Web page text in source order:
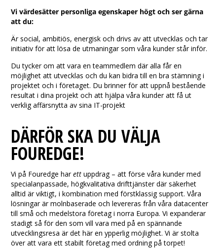
Vi värdesätter personliga egenskaper högt och ser gärna
att du:
Är social, ambitiös, energisk och drivs av att utvecklas och tar
initiativ för att lösa de utmaningar som våra kunder står inför.
Du tycker om att vara en teammedlem där alla får en
möjlighet att utvecklas och du kan bidra till en bra stämning i
projektet och i företaget. Du brinner för att uppnå bestående
resultat i dina projekt och att hjälpa våra kunder att få ut
verklig affärsnytta av sina IT-projekt
DÄRFÖR SKA DU VÄLJA
FOUREDGE!
Vi på Fouredge harettuppdrag – att förse våra kunder med
specialanpassade, högkvalitativa drifttjänster där säkerhet
alltid är viktigt, i kombination med förstklassig support. Våra
lösningar är molnbaserade och levereras från våra datacenter
till små och medelstora företag i norra Europa. Vi expanderar
stadigt så för den som vill vara med på en spännande
utvecklingsresa är det här en ypperlig möjlighet. Vi är stolta
över att vara ett stabilt företag med ordning på torpet!